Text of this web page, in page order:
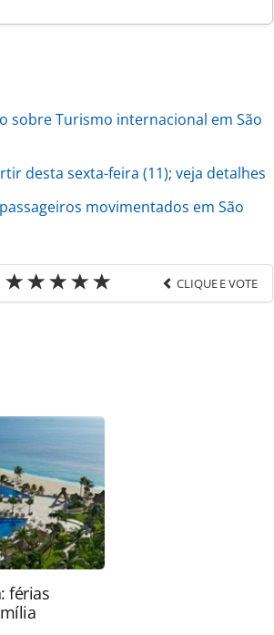
sobre Turismo internacional em São
desta sexta-feira (11); veja detalhes
movimentados em São
CLIQUE E VOTE
e-estatisticas/2025/04/cidade-de-sao-
copastur_216472.html ou as
produzido pela PANROTAS Editora
autoral. Não reproduza o conteúdo
férias